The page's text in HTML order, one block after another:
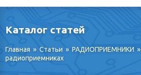
Каталог статей
Главная » Статьи » РАДИОПРИЕМНИКИ »
радиоприемниках